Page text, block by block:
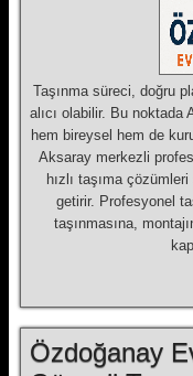
Taşınma süreci, doğru
alıcı olabilir. Bu noktada
hem bireysel hem de
Aksaray merkezli
hızlı taşıma
getirir. Profesyonel
taşınmasına,
Özdoğanay